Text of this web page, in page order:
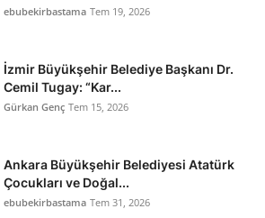
ebubekirbastama Tem 19, 2026
İzmir Büyükşehir Belediye Başkanı Dr.
Cemil Tugay: “Kar...
Gürkan Genç Tem 15, 2026
Ankara Büyükşehir Belediyesi Atatürk
Çocukları ve Doğal...
ebubekirbastama Tem 31, 2026